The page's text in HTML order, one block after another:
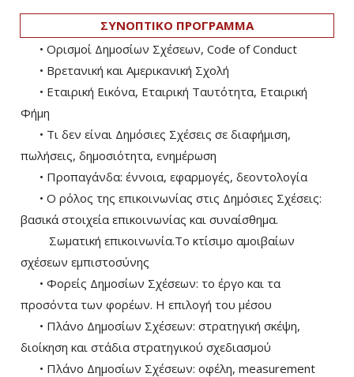
ΣΥΝΟΠΤΙΚΟ ΠΡΟΓΡΑΜΜΑ
• Ορισμοί Δημοσίων Σχέσεων, Code of Conduct
• Βρετανική και Αμερικανική Σχολή
• Εταιρική Εικόνα, Εταιρική Ταυτότητα, Εταιρική
Φήμη
• Τι δεν είναι Δημόσιες Σχέσεις σε διαφήμιση,
πωλήσεις, δημοσιότητα, ενημέρωση
• Προπαγάνδα: έννοια, εφαρμογές, δεοντολογία
• Ο ρόλος της επικοινωνίας στις Δημόσιες Σχέσεις:
βασικά στοιχεία επικοινωνίας και συναίσθημα.
Σωματική επικοινωνία.Το κτίσιμο αμοιβαίων
σχέσεων εμπιστοσύνης
• Φορείς Δημοσίων Σχέσεων: το έργο και τα
προσόντα των φορέων. Η επιλογή του μέσου
• Πλάνο Δημοσίων Σχέσεων: στρατηγική σκέψη,
διοίκηση και στάδια στρατηγικού σχεδιασμού
• Πλάνο Δημοσίων Σχέσεων: οφέλη, measurement